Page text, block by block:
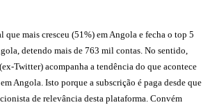
que mais cresceu (51%) em Angola e fecha o top 5
detendo mais de 763 mil contas. No sentido,
Twitter) acompanha a tendência do que acontece
Angola. Isto porque a subscrição é paga desde que
de relevância desta plataforma. Convém